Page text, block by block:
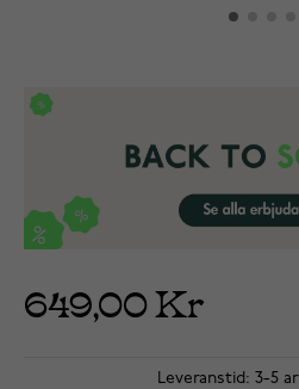
649,00 Kr
Leveranstid: 3-5